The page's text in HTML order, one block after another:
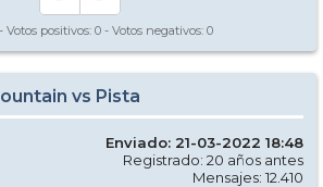
- Votos positivos: 0 - Votos negativos: 0
vs Pista
Enviado: 21-03-2022 18:48
Registrado: 20 años antes
Mensajes: 12.410